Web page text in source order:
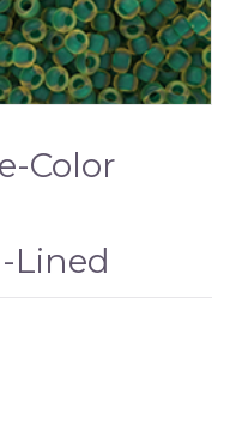
Color
Lined